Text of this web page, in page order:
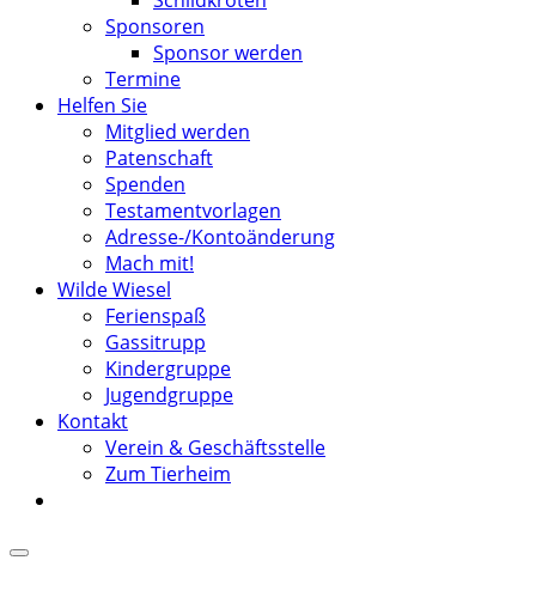
Sponsoren
Sponsor werden
Termine
Helfen Sie
Mitglied werden
Patenschaft
Spenden
Testamentvorlagen
Adresse-/Kontoänderung
Mach mit!
Wilde Wiesel
Ferienspaß
Gassitrupp
Kindergruppe
Jugendgruppe
Kontakt
Verein & Geschäftsstelle
Zum Tierheim